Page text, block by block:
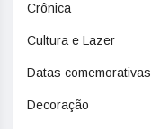
Crônica
Cultura e Lazer
Datas comemorativas
Decoração